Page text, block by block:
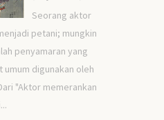
Seorang aktor
petani; mungkin
penyamaran yang
umum digunakan oleh
"Aktor memerankan